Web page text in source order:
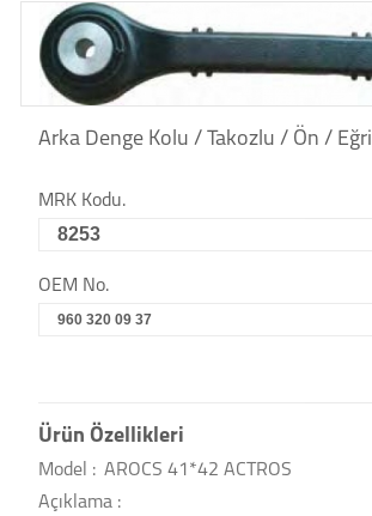
Arka Denge Kolu / Takozlu / Ön / Eğri
MRK Kodu.
8253
OEM No.
960 320 09 37
Ürün Özellikleri
Model : AROCS 41*42 ACTROS
Açıklama :